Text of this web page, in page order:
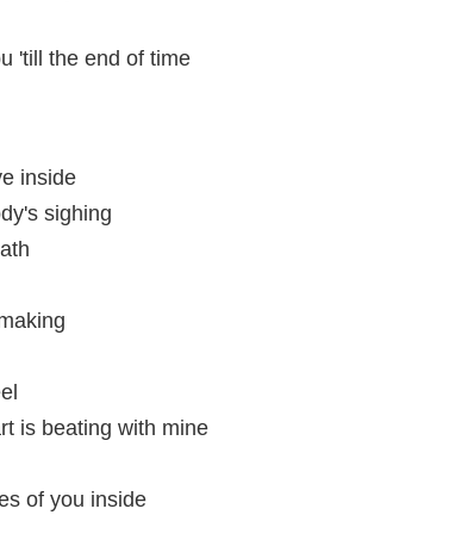
'till the end of time
inside
sighing
is beating with mine
of you inside